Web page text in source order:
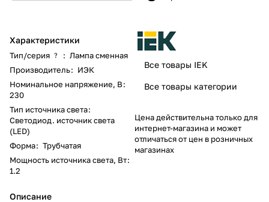
Характеристики
Тип/серия ? : Лампа сменная
Производитель: ИЭК
Номинальное напряжение, В:
230
Тип источника света:
Светодиод. источник света
(LED)
Форма: Трубчатая
Мощность источника света, Вт:
1.2
Описание
Все товары IEK
Все товары категории
Цена действительна только для
интернет-магазина и может
отличаться от цен в розничных
магазинах